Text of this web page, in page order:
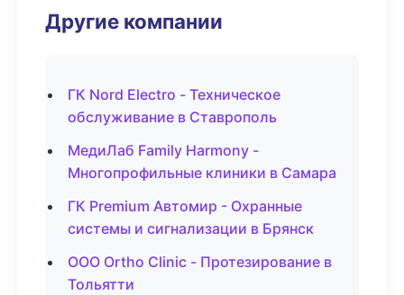
Другие компании
ГК Nord Electro - Техническое
обслуживание в Ставрополь
МедиЛаб Family Harmony -
Многопрофильные клиники в Самара
ГК Premium Автомир - Охранные
системы и сигнализации в Брянск
ООО Ortho Clinic - Протезирование в
Тольятти